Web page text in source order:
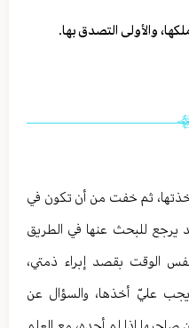
والأولى التصدق بها.
عام أخذتها، ثم خفت من أن تكون في
يرجع للبحث عنها في الطريق
الوقت بقصد إبراء ذمتي،
عليّ أخذها، والسؤال عن